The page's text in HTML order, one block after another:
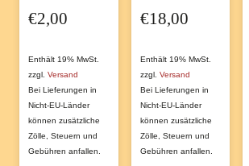
€2,00
Enthält 19% MwSt.
zzgl.Versand
Bei Lieferungen in
Nicht-EU-Länder
können zusätzliche
Zölle, Steuern und
Gebühren anfallen.
€18,00
Enthält 19% MwSt.
zzgl. Versand
Bei Lieferungen in
Nicht-EU-Länder
können zusätzliche
Zölle, Steuern und
Gebühren anfallen.